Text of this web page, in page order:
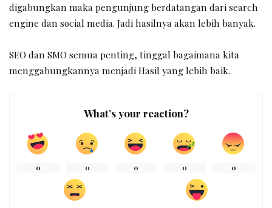
digabungkan maka pengunjung berdatangan dari search
engine dan social media. Jadi hasilnya akan lebih banyak.
SEO dan SMO semua penting, tinggal bagaimana kita
menggabungkannya menjadi Hasil yang lebih baik.
What’s your reaction?
0 0 0 0 0